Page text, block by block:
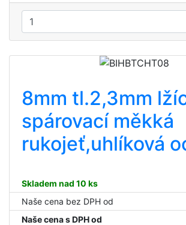
8mm tl.2,3mm
spárovací měkká
rukojeť,uhlíková
Skladem nad 10 ks
Naše cena bez DPH od
Naše cena s DPH od